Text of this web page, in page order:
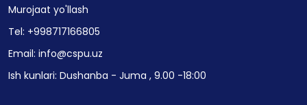
Murojaat yo'llash
Tel: +998717166805
Email: info@cspu.uz
Ish kunlari: Dushanba - Juma , 9.00 -18:00